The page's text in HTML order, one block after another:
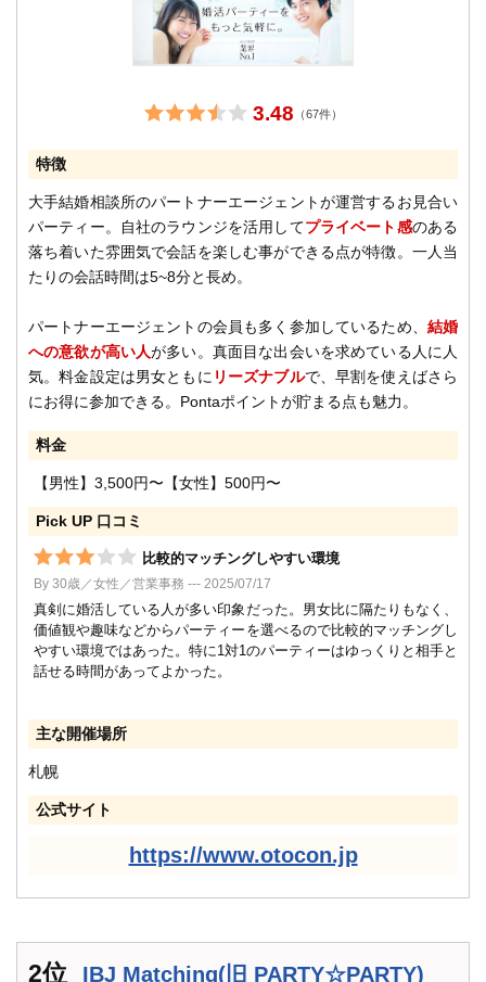
3.48 （67件）
特徴
大手結婚相談所のパートナーエージェントが運営するお見合い
パーティー。自社のラウンジを活用してプライベート感のある
落ち着いた雰囲気で会話を楽しむ事ができる点が特徴。一人当
たりの会話時間は5~8分と長め。
パートナーエージェントの会員も多く参加しているため、 結婚
への意欲が高い人が多い。真面目な出会いを求めている人に人
気。料金設定は男女ともに リーズナブルで、早割を使えばさら
にお得に参加できる。Pontaポイントが貯まる点も魅力。
料金
【男性】3,500円〜【女性】500円〜
Pick UP 口コミ
比較的マッチングしやすい環境
By 30歳／女性／営業事務 --- 2025/07/17
真剣に婚活している人が多い印象だった。男女比に隔たりもなく、
価値観や趣味などからパーティーを選べるので比較的マッチングし
やすい環境ではあった。特に1対1のパーティーはゆっくりと相手と
話せる時間があってよかった。
主な開催場所
札幌
公式サイト
https://www.otocon.jp
2位 IBJ Matching(旧 PARTY☆PARTY)